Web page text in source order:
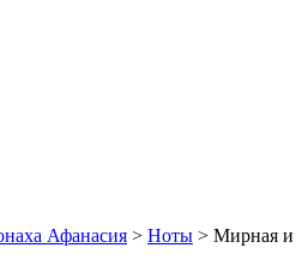
Афанасия > Ноты > Мирная и